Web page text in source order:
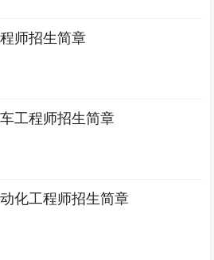
师招生简章
工程师招生简章
化工程师招生简章